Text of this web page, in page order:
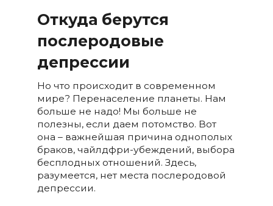
Откуда берутся
послеродовые
депрессии
Но что происходит в современном
мире? Перенаселение планеты. Нам
больше не надо! Мы больше не
полезны, если даем потомство. Вот
она – важнейшая причина однополых
браков, чайлдфри-убеждений, выбора
бесплодных отношений. Здесь,
разумеется, нет места послеродовой
депрессии.